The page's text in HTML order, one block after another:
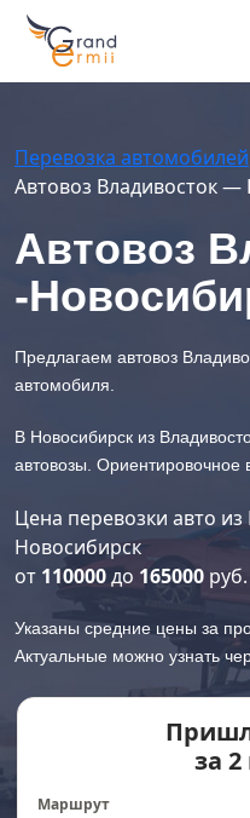
+7
г.
Перевозка автомобилей
Автовоз Владивосток —
Автовоз
-
Предлагаем автовоз
автомобиля.
В Новосибирск из
автовозы. Ориентировочное
Цена перевозки авто из
Новосибирск
от 110000до 165000 руб.
Указаны средние цены за
Актуальные можно узнать
за
Маршрут